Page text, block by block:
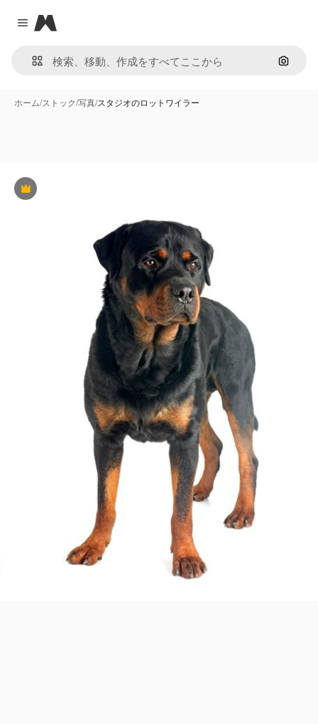
Close menu
Magnific
画像で
ホーム/ストック/写真/スタジオのロットワイラー
Premium